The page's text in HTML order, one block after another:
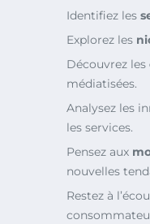
Identifiez les
Explorez les
Découvrez les
médiatisées.
Analysez les
les services.
Pensez aux
nouvelles
Restez à